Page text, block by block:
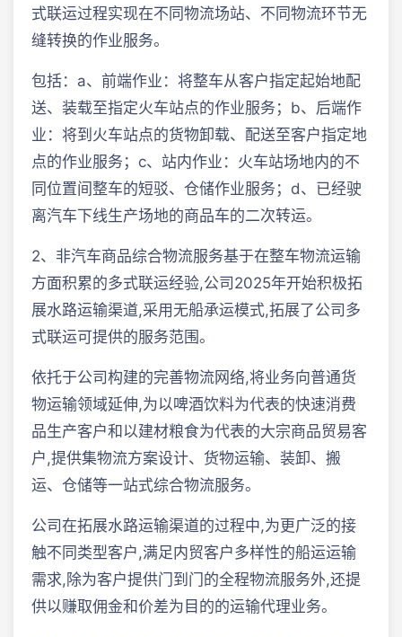
式联运过程实现在不同物流场站、不同物流环节无
缝转换的作业服务。
包括：a、前端作业：将整车从客户指定起始地配
送、装载至指定火车站点的作业服务；b、后端作
业：将到火车站点的货物卸载、配送至客户指定地
点的作业服务；c、站内作业：火车站场地内的不
同位置间整车的短驳、仓储作业服务；d、已经驶
离汽车下线生产场地的商品车的二次转运。
2、非汽车商品综合物流服务基于在整车物流运输
方面积累的多式联运经验,公司2025年开始积极拓
展水路运输渠道,采用无船承运模式,拓展了公司多
式联运可提供的服务范围。
依托于公司构建的完善物流网络,将业务向普通货
物运输领域延伸,为以啤酒饮料为代表的快速消费
品生产客户和以建材粮食为代表的大宗商品贸易客
户,提供集物流方案设计、货物运输、装卸、搬
运、仓储等一站式综合物流服务。
公司在拓展水路运输渠道的过程中,为更广泛的接
触不同类型客户,满足内贸客户多样性的船运运输
需求,除为客户提供门到门的全程物流服务外,还提
供以赚取佣金和价差为目的的运输代理业务。